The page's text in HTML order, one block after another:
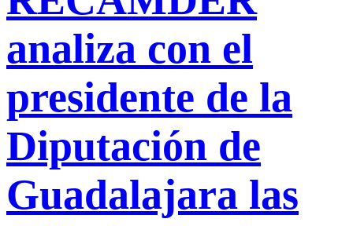
analiza con el
presidente de la
Diputación de
Guadalajara las